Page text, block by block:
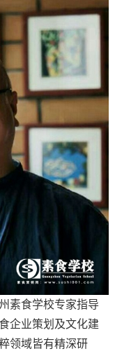
素食学校专家指导
企业策划及文化建
领域皆有精深研